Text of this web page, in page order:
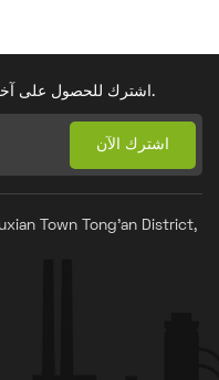
اشترك للحصول على آخر الأخبار. ابقَ على اطلاع بأحدث التوجهات.